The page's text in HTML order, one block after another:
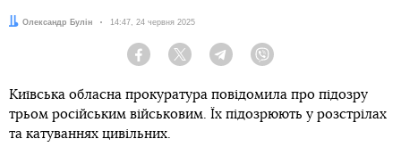
Автор:
Олександр Булін Дата:
14:47, 24 червня 2025
Facebook Twitter Telegram
Київська обласна прокуратура повідомила про підозру
трьом російським військовим. Їх підозрюють у розстрілах
та катуваннях цивільних.